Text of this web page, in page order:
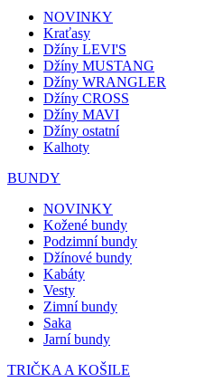
NOVINKY
Kraťasy
Džíny LEVI'S
Džíny MUSTANG
Džíny WRANGLER
Džíny CROSS
Džíny MAVI
Džíny ostatní
Kalhoty
BUNDY
NOVINKY
Kožené bundy
Podzimní bundy
Džínové bundy
Kabáty
Vesty
Zimní bundy
Saka
Jarní bundy
TRIČKA A KOŠILE